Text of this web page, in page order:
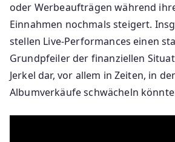
oder Werbeaufträgen während
Einnahmen nochmals steigert.
stellen Live-Performances einen
Grundpfeiler der finanziellen
Jerkel dar, vor allem in Zeiten, in
Albumverkäufe schwächeln